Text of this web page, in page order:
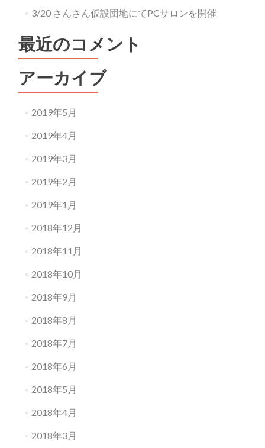
3/20 さんさん仮設団地にてPCサロンを開催
最近のコメント
アーカイブ
2019年5月
2019年4月
2019年3月
2019年2月
2019年1月
2018年12月
2018年11月
2018年10月
2018年9月
2018年8月
2018年7月
2018年6月
2018年5月
2018年4月
2018年3月